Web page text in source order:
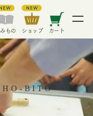
もの ​ショップ カート
BITO